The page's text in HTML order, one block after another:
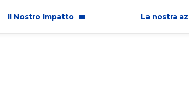
Il Nostro Impatto La nostra